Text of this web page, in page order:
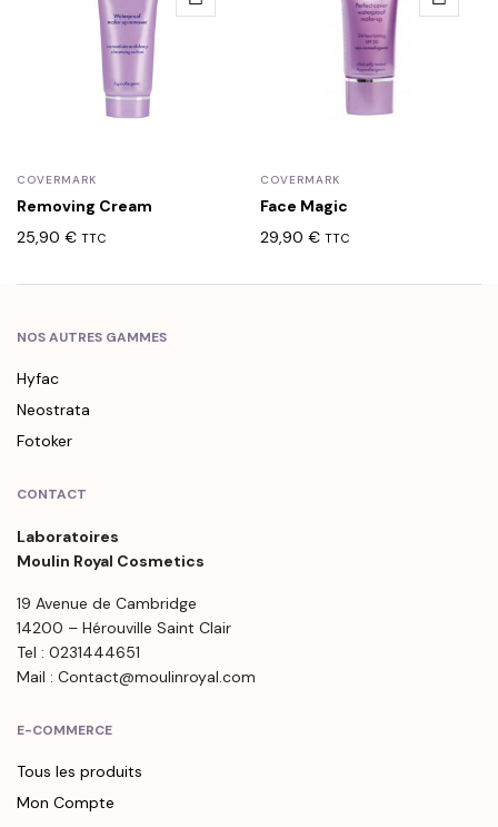
COVERMARK
Removing Cream
25,90 € TTC
COVERMARK
Face Magic
29,90 € TTC
NOS AUTRES GAMMES
Hyfac
Neostrata
Fotoker
CONTACT
Laboratoires
Moulin Royal Cosmetics
19 Avenue de Cambridge
14200 – Hérouville Saint Clair
Tel : 0231444651
Mail : Contact@moulinroyal.com
E-COMMERCE
Tous les produits
Mon Compte